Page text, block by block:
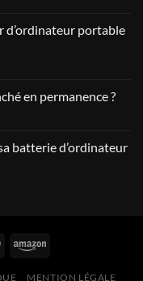
d’ordinateur portable
en permanence ?
batterie d’ordinateur
MENTION LÉGALE